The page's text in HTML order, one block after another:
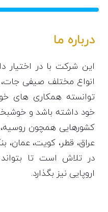
درباره ما
این شرکت با در اختیار
انواع مختلف صیفی
توانسته همکاری های
خود داشته باشد و
کشورهایی همچون روسیه،
عراق، قطر، کویت، عمان،
در تلاش است تا بتواند
اروپایی نیز بگذارد.